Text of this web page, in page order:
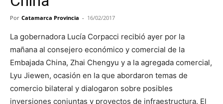
Por Catamarca Provincia - 16/02/2017
La gobernadora Lucía Corpacci recibió ayer por la
mañana al consejero económico y comercial de la
Embajada China, Zhai Chengyu y a la agregada comercial,
Lyu Jiewen, ocasión en la que abordaron temas de
comercio bilateral y dialogaron sobre posibles
inversiones conjuntas y proyectos de infraestructura. El